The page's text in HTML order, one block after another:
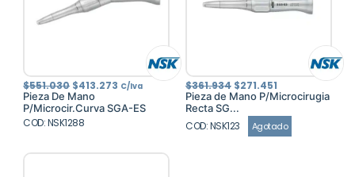
$551.030 El
precio
original
era:
$551.030.
$413.273 El
precio
actual
es:
C/Iva
Pieza De Mano
P/Microcir.Curva SGA-ES
COD: NSK1288
$361.934 El
precio
original
era:
$361.934.
$271.451
precio
actual
es:
$271.451.
Pieza de Mano P/Microcirugia
Recta SG...
COD: NSK123 Agotado